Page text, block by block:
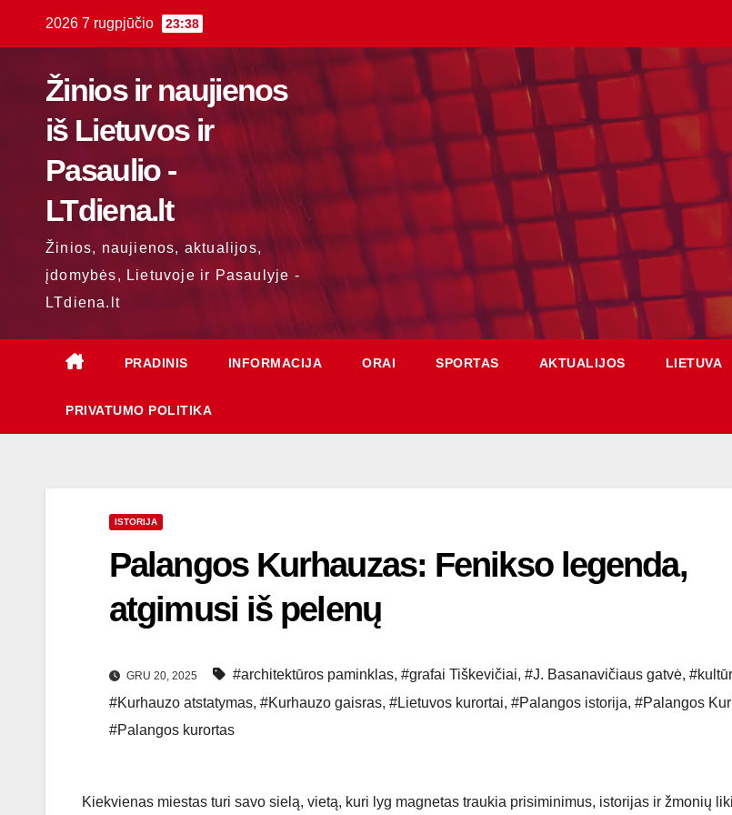
2026 7 rugpjūčio 23:38
Žinios ir naujienos
iš Lietuvos ir
Pasaulio -
LTdiena.lt
Žinios, naujienos, aktualijos,
įdomybės, Lietuvoje ir Pasaulyje -
LTdiena.lt
PRADINIS INFORMACIJA ORAI SPORTAS AKTUALIJOS LIETUVA
PRIVATUMO POLITIKA
ISTORIJA
Palangos Kurhauzas: Fenikso legenda,
atgimusi iš pelenų
GRU 20, 2025 #architektūros paminklas, #grafai Tiškevičiai, #J. Basanavičiaus gatvė,
#Kurhauzo atstatymas, #Kurhauzo gaisras, #Lietuvos kurortai, #Palangos istorija, #Palangos
#Palangos kurortas
Kiekvienas miestas turi savo sielą, vietą, kuri lyg magnetas traukia prisiminimus, istorijas ir žmonių